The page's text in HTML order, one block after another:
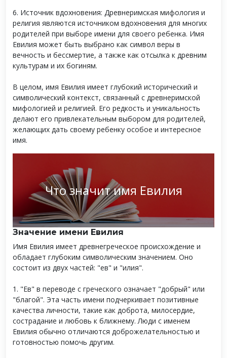
6. Источник вдохновения: Древнеримская мифология и
религия являются источником вдохновения для многих
родителей при выборе имени для своего ребенка. Имя
Евилия может быть выбрано как символ веры в
вечность и бессмертие, а также как отсылка к древним
культурам и их богиням.
В целом, имя Евилия имеет глубокий исторический и
символический контекст, связанный с древнеримской
мифологией и религией. Его редкость и уникальность
делают его привлекательным выбором для родителей,
желающих дать своему ребенку особое и интересное
имя.
Что значит имя Евилия
Значение имени Евилия
Имя Евилия имеет древнегреческое происхождение и
обладает глубоким символическим значением. Оно
состоит из двух частей: "ев" и "илия".
1. "Ев" в переводе с греческого означает "добрый" или
"благой". Эта часть имени подчеркивает позитивные
качества личности, такие как доброта, милосердие,
сострадание и любовь к ближнему. Люди с именем
Евилия обычно отличаются доброжелательностью и
готовностью помочь другим.